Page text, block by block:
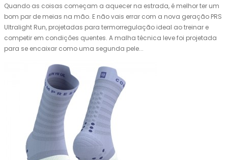
Quando as coisas começam a aquecer na estrada, é melhor ter um
bom par de meias na mão. E não vais errar com a nova geração PRS
Ultralight Run, projetadas para termorregulação ideal ao treinar e
competir em condições quentes. A malha técnica leve foi projetada
para se encaixar como uma segunda pele...